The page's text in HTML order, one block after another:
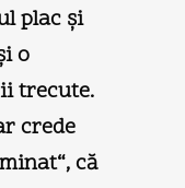
plac şi
o
trecute.
crede
că